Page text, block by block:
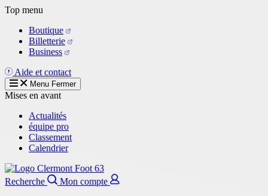
Aller
contenu
principal
Top menu
Boutique
Billetterie
Business
Aide et contact
Menu Fermer
Mises en avant
Actualités
équipe pro
Classement
Calendrier
Recherche
Mon compte